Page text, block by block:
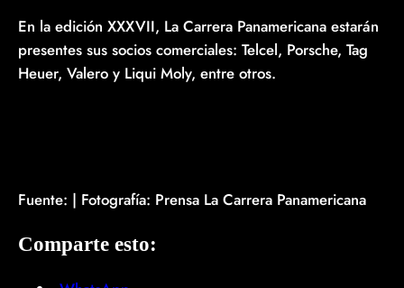
En la edición XXXVII, La Carrera Panamericana estarán
presentes sus socios comerciales: Telcel, Porsche, Tag
Heuer, Valero y Liqui Moly, entre otros.
Fuente: | Fotografía: Prensa La Carrera Panamericana
Comparte esto: